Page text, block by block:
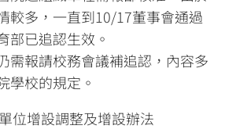
較多，一直到10/17董事會通過
部已追認生效。
需報請校務會議補追認，內容多
學校的規定。
位增設調整及增設辦法